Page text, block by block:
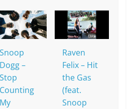
Snoop
Dogg –
Stop
Counting
My
Raven
Felix – Hit
the Gas
(feat.
Snoop